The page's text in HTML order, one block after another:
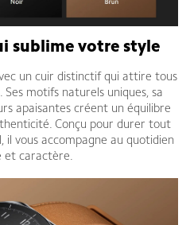
sublime votre style
un cuir distinctif qui attire tous
motifs naturels uniques, sa
apaisantes créent un équilibre
Conçu pour durer tout
vous accompagne au quotidien
et caractère.